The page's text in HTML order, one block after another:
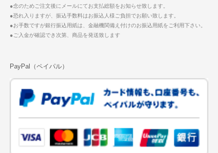
●念のためご注文後にメールにてお支払総額をお知らせ致します。
●恐れ入りますが、振込手数料はお振込人様ご負担でお願い致します。
●お手数ですが銀行振込用紙は、金融機関備え付けのお振込用紙をご利用下さい。
●ご入金が確認でき次第、商品を発送致します
PayPal（ペイパル）